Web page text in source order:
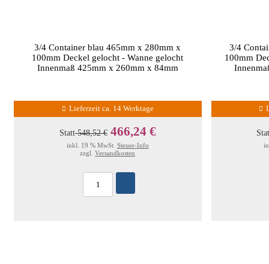
3/4 Container blau 465mm x 280mm x
100mm Deckel gelocht - Wanne gelocht
Innenmaß 425mm x 260mm x 84mm
Lieferzeit ca. 14 Werktage
Statt548,52 € 466,24 €
inkl. 19 % MwSt. Steuer-Info
zzgl.Versandkosten
3/4
100mm